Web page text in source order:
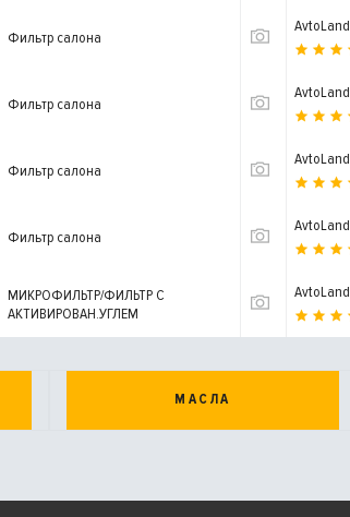
Фильтр салона
AvtoLand
Фильтр салона
AvtoLand
Фильтр салона
AvtoLand
Фильтр салона
AvtoLand
МИКРОФИЛЬТР/ФИЛЬТР С
АКТИВИРОВАН.УГЛЕМ
AvtoLand
МАСЛА